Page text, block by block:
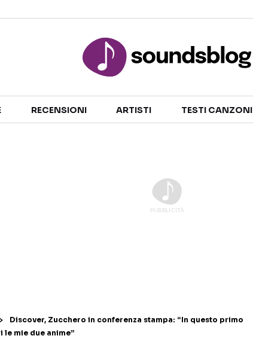
TALENT SHOW
RECENSIONI ARTISTI TESTI CANZONI
Discover, Zucchero in conferenza stampa: “In questo primo
mie due anime”